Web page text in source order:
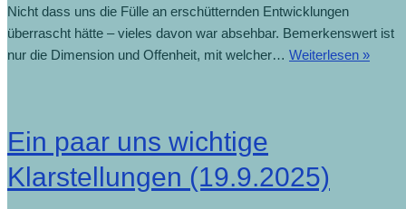
Nicht dass uns die Fülle an erschütternden Entwicklungen
überrascht hätte – vieles davon war absehbar. Bemerkenswert ist
nur die Dimension und Offenheit, mit welcher… Weiterlesen »
Ein paar uns wichtige
Klarstellungen (19.9.2025)